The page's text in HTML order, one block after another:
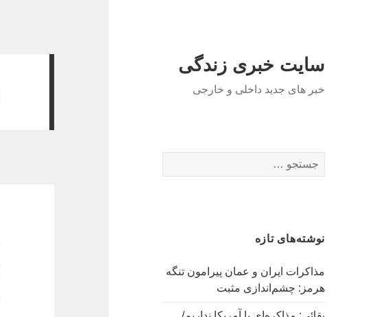
سایت خبری زندگی
خبر های جدید داخلی و خارجی
س
ب
ا
ی
نوشته‌های تازه
مذاکرات ایران و عمان پیرامون تنگه
هرمز: چشم‌اندازی مثبت